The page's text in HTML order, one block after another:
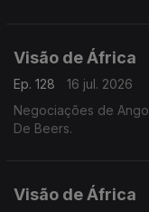
Visão de África
Ep. 128
16 jul. 2026
Negociações de
De Beers.
Visão de África